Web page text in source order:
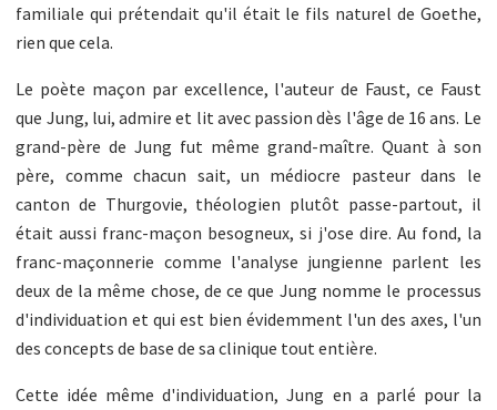
familiale qui prétendait qu'il était le fils naturel de Goethe,
rien que cela.
Le poète maçon par excellence, l'auteur de Faust, ce Faust
que Jung, lui, admire et lit avec passion dès l'âge de 16 ans. Le
grand-père de Jung fut même grand-maître. Quant à son
père, comme chacun sait, un médiocre pasteur dans le
canton de Thurgovie, théologien plutôt passe-partout, il
était aussi franc-maçon besogneux, si j'ose dire. Au fond, la
franc-maçonnerie comme l'analyse jungienne parlent les
deux de la même chose, de ce que Jung nomme le processus
d'individuation et qui est bien évidemment l'un des axes, l'un
des concepts de base de sa clinique tout entière.
Cette idée même d'individuation, Jung en a parlé pour la